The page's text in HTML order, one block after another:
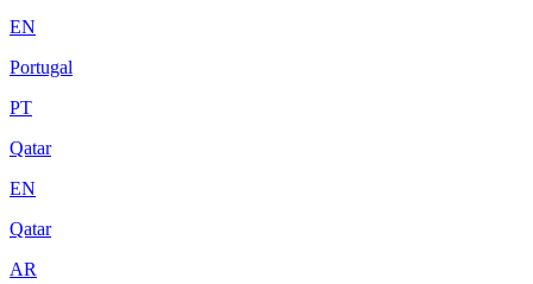
EN
Portugal
PT
Qatar
EN
Qatar
AR